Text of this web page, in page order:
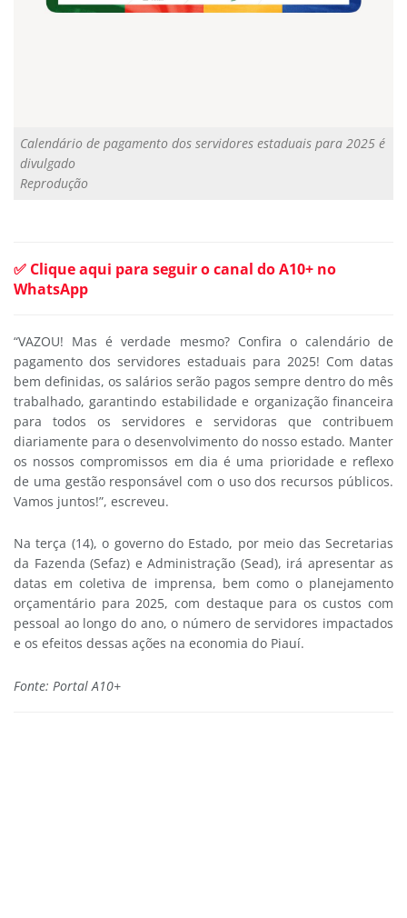
Calendário de pagamento dos servidores estaduais para 2025 é
divulgado
Reprodução
✅ Clique aqui para seguir o canal do A10+ no
WhatsApp
“VAZOU! Mas é verdade mesmo? Confira o calendário de
pagamento dos servidores estaduais para 2025! Com datas
bem definidas, os salários serão pagos sempre dentro do mês
trabalhado, garantindo estabilidade e organização financeira
para todos os servidores e servidoras que contribuem
diariamente para o desenvolvimento do nosso estado. Manter
os nossos compromissos em dia é uma prioridade e reflexo
de uma gestão responsável com o uso dos recursos públicos.
Vamos juntos!”, escreveu.
Na terça (14), o governo do Estado, por meio das Secretarias
da Fazenda (Sefaz) e Administração (Sead), irá apresentar as
datas em coletiva de imprensa, bem como o planejamento
orçamentário para 2025, com destaque para os custos com
pessoal ao longo do ano, o número de servidores impactados
e os efeitos dessas ações na economia do Piauí.
Fonte: Portal A10+